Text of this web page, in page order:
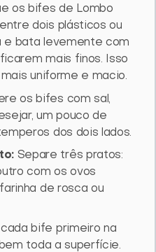
os bifes de Lombo
dois plásticos ou
e bata levemente com
mais finos. Isso
uniforme e macio.
os bifes com sal,
um pouco de
dos dois lados.
Separe três pratos:
com os ovos
de rosca ou
bife primeiro na
toda a superfície.